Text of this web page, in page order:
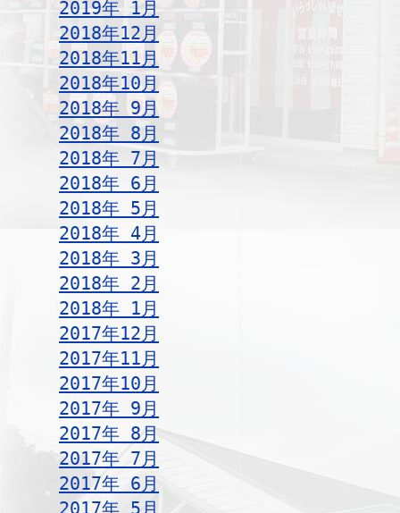
2019年 1月
2018年12月
2018年11月
2018年10月
2018年 9月
2018年 8月
2018年 7月
2018年 6月
2018年 5月
2018年 4月
2018年 3月
2018年 2月
2018年 1月
2017年12月
2017年11月
2017年10月
2017年 9月
2017年 8月
2017年 7月
2017年 6月
2017年 5月